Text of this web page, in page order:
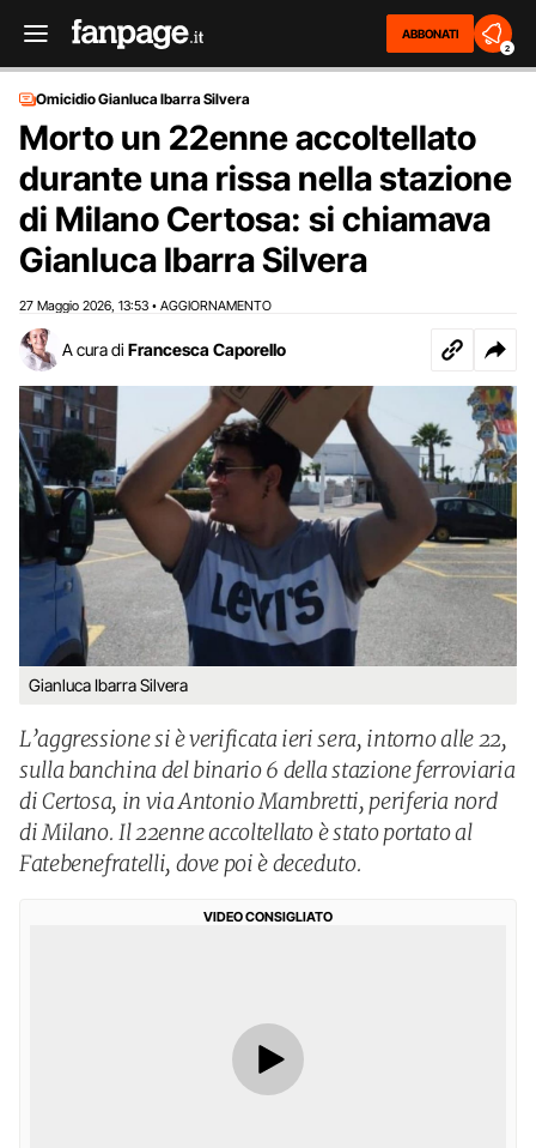
ABBONATI
2
Omicidio Gianluca Ibarra Silvera
Morto un 22enne accoltellato
durante una rissa nella stazione
di Milano Certosa: si chiamava
Gianluca Ibarra Silvera
27 Maggio 2026 13:53 • AGGIORNAMENTO
A cura di Francesca Caporello
Gianluca Ibarra Silvera
L’aggressione si è verificata ieri sera, intorno alle 22,
sulla banchina del binario 6 della stazione ferroviaria
di Certosa, in via Antonio Mambretti, periferia nord
di Milano. Il 22enne accoltellato è stato portato al
Fatebenefratelli, dove poi è deceduto.
VIDEO CONSIGLIATO